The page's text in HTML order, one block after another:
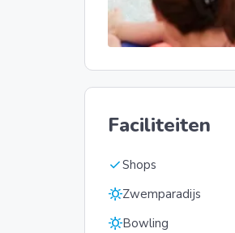
Faciliteiten
checkShops
sunnyZwemparadijs
sunnyBowling